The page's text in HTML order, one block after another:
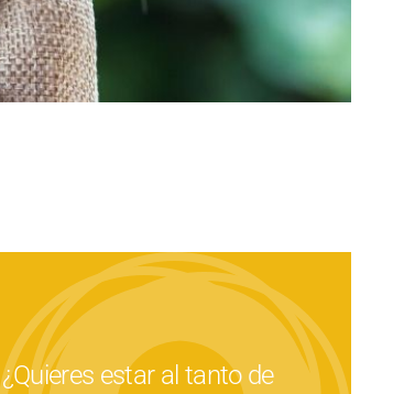
¿Quieres estar al tanto de